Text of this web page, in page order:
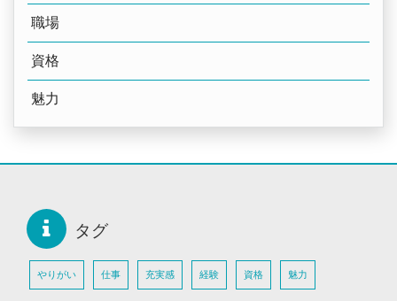
職場
資格
魅力
タグ
やりがい 仕事 充実感 経験 資格 魅力